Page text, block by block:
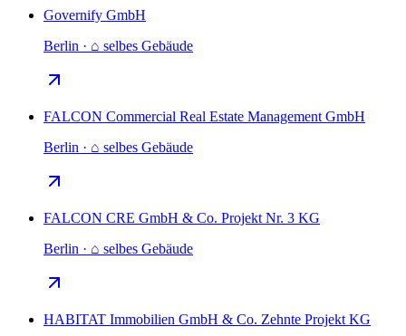
Governify GmbH
Berlin · ⌂ selbes Gebäude
FALCON Commercial Real Estate Management GmbH
Berlin · ⌂ selbes Gebäude
FALCON CRE GmbH & Co. Projekt Nr. 3 KG
Berlin · ⌂ selbes Gebäude
HABITAT Immobilien GmbH & Co. Zehnte Projekt KG